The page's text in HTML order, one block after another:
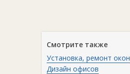
Смотрите также
Установка, ремонт окон
Дизайн офисов